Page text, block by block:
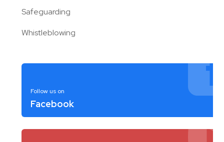
Safeguarding
Whistleblowing
Follow us on
Facebook